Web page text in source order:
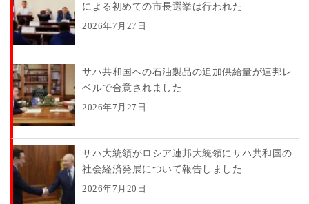
による初めての市長選挙は行われた
2026年7月27日
サハ共和国への石油製品の追加供給量が連邦レ
ベルで合意されました
2026年7月27日
サハ大統領がロシア連邦大統領にサハ共和国の
社会経済発展について報告しました
2026年7月20日